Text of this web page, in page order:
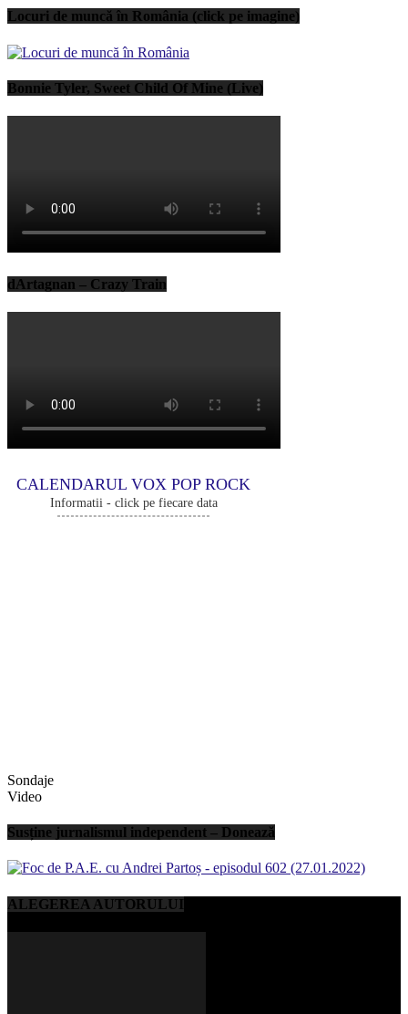
Locuri de muncă în România (click pe imagine)
Bonnie Tyler, Sweet Child Of Mine (Live)
dArtagnan – Crazy Train
CALENDARUL VOX POP ROCK
Informatii - click pe fiecare data
Sondaje
Video
Susține jurnalismul independent – Donează
ALEGEREA AUTORULUI